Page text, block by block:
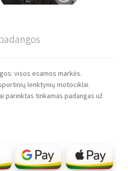
visos esamos markės.
lenktynių motociklai.
parinktas tinkamas padangas už